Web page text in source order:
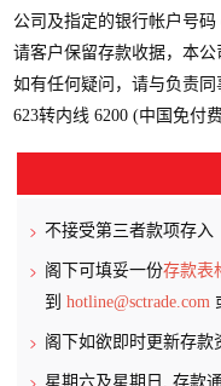
公司及指定的银行帐户号码
请客户保留存款收据，本公
如有任何疑问，请与负责同
623转内线 6200 (中国免付
不接受第三者款项存入
阁下可填妥一份存款表
到 hotline@sctrade.com
阁下如欲即时更新存款
星期六及星期日, 存款